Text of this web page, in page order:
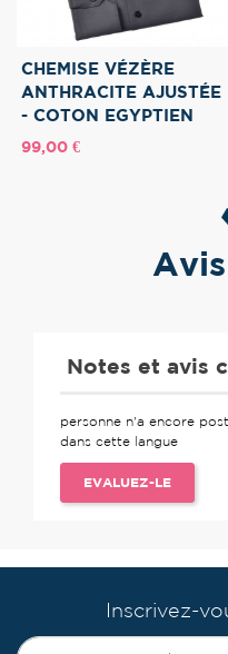
CHEMISE VÉZÈRE
ANTHRACITE AJUSTÉE
- COTON EGYPTIEN
Prix
99,00 €
Notes et avis
personne n'a encore
dans cette langue
EVALUEZ-LE
Inscrivez-